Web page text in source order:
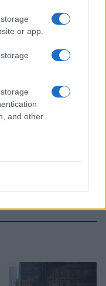
or app.
and other